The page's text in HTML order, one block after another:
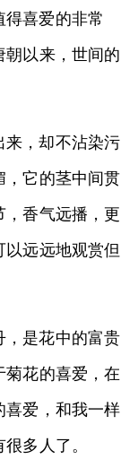
喜爱的非常
朝以来，世间的
来，却不沾染污
，它的茎中间贯
香气远播，更
远远地观赏但
，是花中的富贵
花的喜爱，在
喜爱，和我一样
多人了。